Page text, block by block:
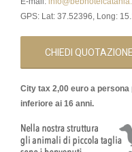
GPS: Lat: 37.52396, Long:
CHIEDI QUOTAZIONE
City tax 2,00 euro a
inferiore ai 16 anni.